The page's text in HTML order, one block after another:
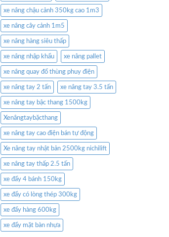
xe nâng chậu cảnh 350kg cao 1m3
xe nâng cây cảnh 1m5
xe nâng hàng siêu thấp
xe nâng nhập khẩu xe nâng pallet
xe nâng quay đổ thùng phuy điện
xe nâng tay 2 tấn xe nâng tay 3.5 tấn
xe nâng tay bậc thang 1500kg
Xenângtaybặcthang
xe nâng tay cao điện bán tự động
Xe nâng tay nhật bản 2500kg nichilift
xe nâng tay thấp 2.5 tấn
xe đẩy 4 bánh 150kg
xe đẩy có lòng thép 300kg
xe đẩy hàng 600kg
xe đẩy mặt bàn nhựa